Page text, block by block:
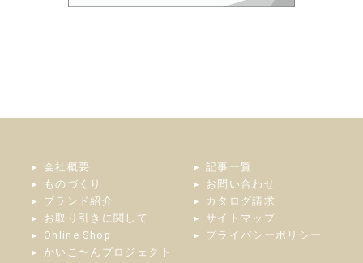
会社概要
ものづくり
ブランド紹介
お取り引きに関して
Online Shop
かいこ〜んプロジェクト
記事一覧
お問い合わせ
カタログ請求
サイトマップ
プライバシーポリシー